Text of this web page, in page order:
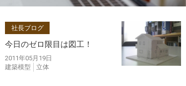
社長ブログ
今日のゼロ限目は図工！
2011年05月19日
建築模型
立体